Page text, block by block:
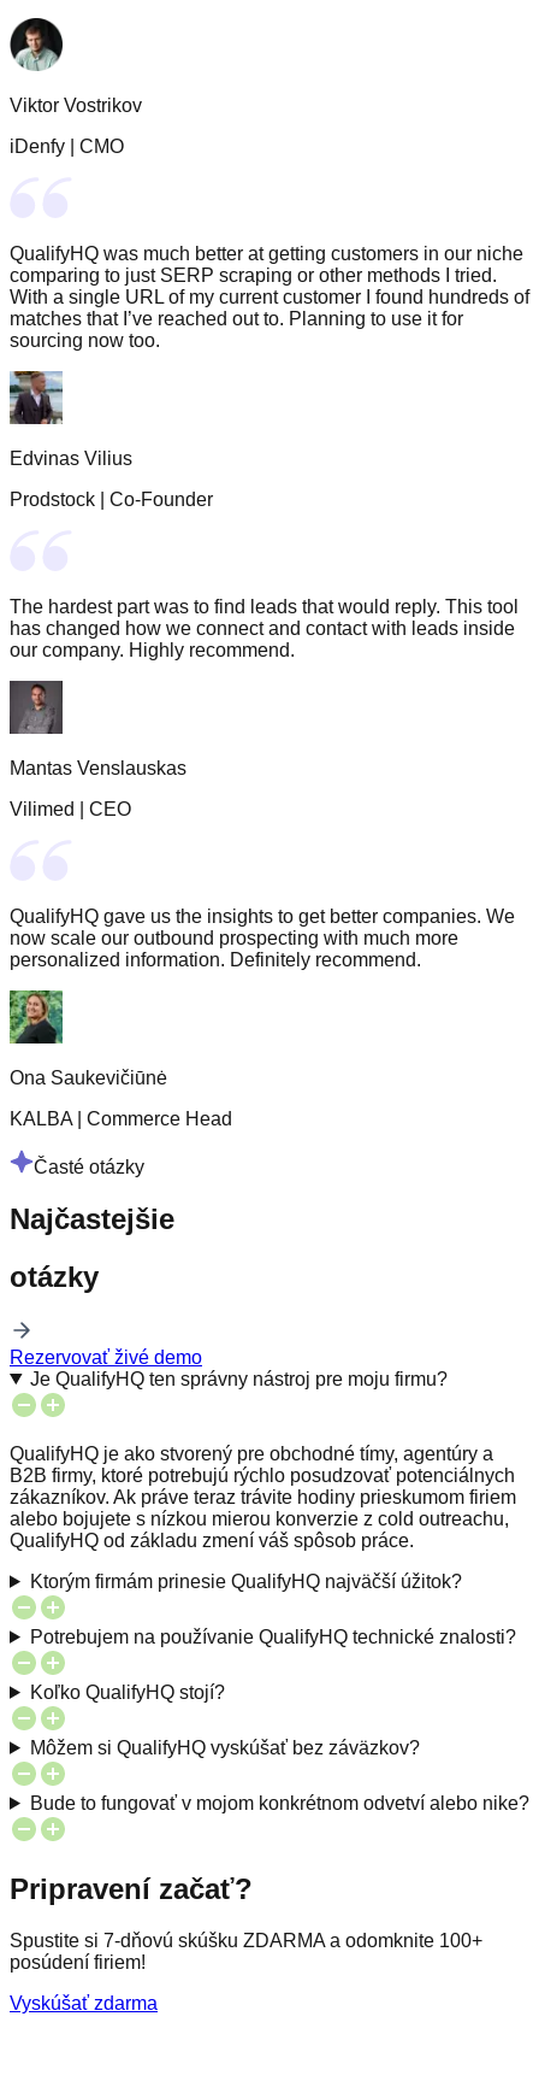
Viktor Vostrikov
iDenfy
CMO
QualifyHQ was much better at getting customers in our niche
comparing to just SERP scraping or other methods I tried.
With a single URL of my current customer I found hundreds of
matches that I’ve reached out to. Planning to use it for
sourcing now too.
Edvinas Vilius
Prodstock
Co-Founder
The hardest part was to find leads that would reply. This tool
has changed how we connect and contact with leads inside
our company. Highly recommend.
Mantas Venslauskas
Vilimed
CEO
QualifyHQ gave us the insights to get better companies. We
now scale our outbound prospecting with much more
personalized information. Definitely recommend.
Ona Saukevičiūnė
KALBA
Commerce Head
Časté otázky
Najčastejšie
otázky
Rezervovať živé demo
Je QualifyHQ ten správny nástroj pre moju firmu?
QualifyHQ je ako stvorený pre obchodné tímy, agentúry a
B2B firmy, ktoré potrebujú rýchlo posudzovať potenciálnych
zákazníkov. Ak práve teraz trávite hodiny prieskumom firiem
alebo bojujete s nízkou mierou konverzie z cold outreachu,
QualifyHQ od základu zmení váš spôsob práce.
Ktorým firmám prinesie QualifyHQ najväčší úžitok?
Potrebujem na používanie QualifyHQ technické znalosti?
Koľko QualifyHQ stojí?
Môžem si QualifyHQ vyskúšať bez záväzkov?
Bude to fungovať v mojom konkrétnom odvetví alebo nike?
Pripravení začať?
Spustite si 7-dňovú skúšku ZDARMA a odomknite 100+
posúdení firiem!
Vyskúšať zdarma